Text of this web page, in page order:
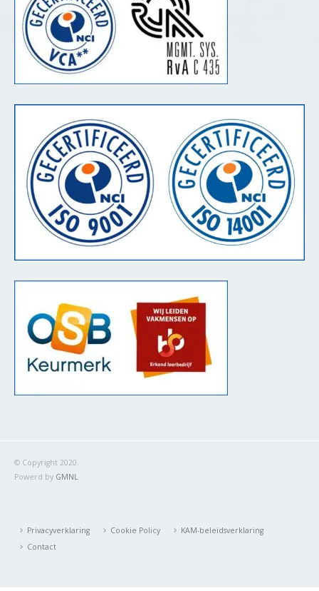
© Copyright 2020.
Powerd by GMNL
Privacyverklaring Cookie Policy
KAM-beleidsverklaring
Contact